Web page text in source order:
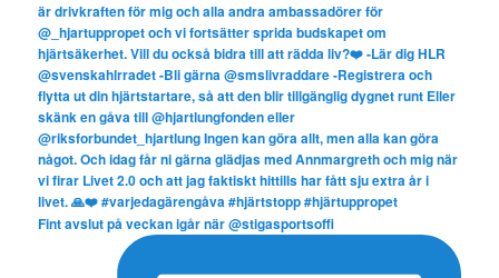
Fint avslut på veckan igår när @stigasportsoffi